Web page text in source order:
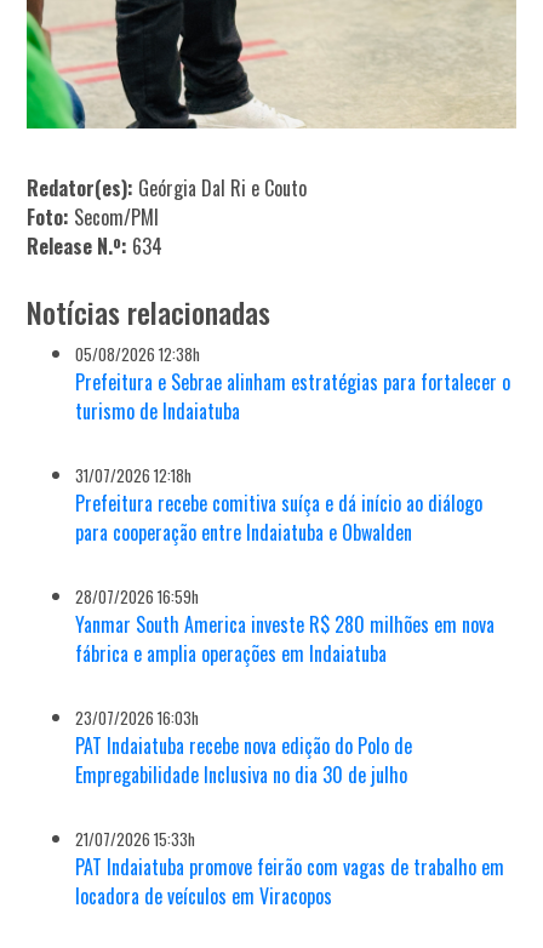
Redator(es): Geórgia Dal Ri e Couto
Foto: Secom/PMI
Release N.º: 634
Notícias relacionadas
05/08/2026 12:38h
Prefeitura e Sebrae alinham estratégias para fortalecer o
turismo de Indaiatuba
31/07/2026 12:18h
Prefeitura recebe comitiva suíça e dá início ao diálogo
para cooperação entre Indaiatuba e Obwalden
28/07/2026 16:59h
Yanmar South America investe R$ 280 milhões em nova
fábrica e amplia operações em Indaiatuba
23/07/2026 16:03h
PAT Indaiatuba recebe nova edição do Polo de
Empregabilidade Inclusiva no dia 30 de julho
21/07/2026 15:33h
PAT Indaiatuba promove feirão com vagas de trabalho em
locadora de veículos em Viracopos